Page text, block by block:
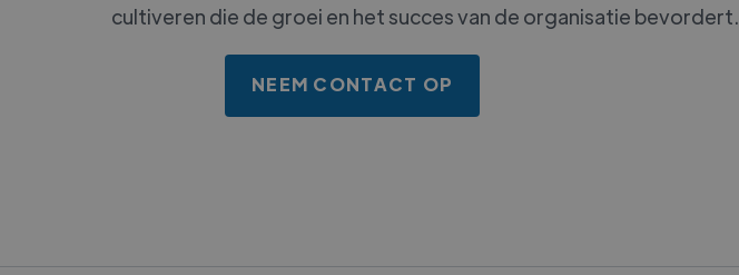
cultiveren die de groei en het succes van de organisatie bevordert.
NEEM CONTACT OP